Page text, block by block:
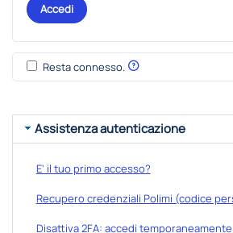
Accedi
Resta connesso.
Assistenza autenticazione
E' il tuo primo accesso?
Recupero credenziali Polimi (codice
Disattiva 2FA: accedi